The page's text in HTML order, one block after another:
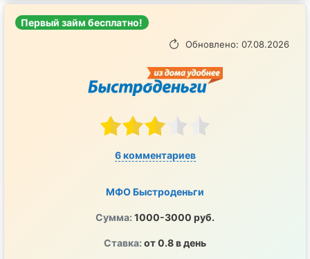
Первый займ бесплатно!
Обновлено: 07.08.2026
6 комментариев
МФО Быстроденьги
Сумма: 1000-3000 руб.
Ставка: от 0.8 в день